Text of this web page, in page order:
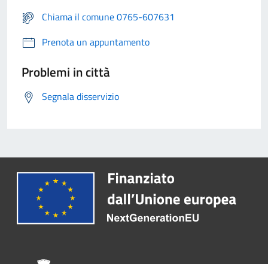
Chiama il comune 0765-607631
Prenota un appuntamento
Problemi in città
Segnala disservizio